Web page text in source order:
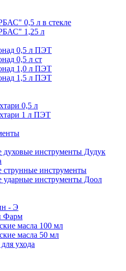
0,5 л в стекле
1,25 л
0,5 л ПЭТ
0,5 л ст
1,0 л ПЭТ
1,5 л ПЭТ
0,5 л
1 л ПЭТ
духовые инструменты Дудук
струнные инструменты
ударные инструменты Доол
- Э
Фарм
масла 100 мл
масла 50 мл
ухода